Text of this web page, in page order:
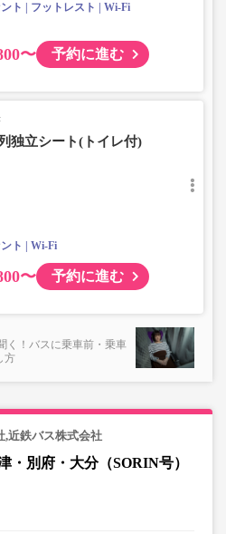
ト フットレスト
Wi-Fi
〜 予約に進む
独立シート(トイレ付)
ト Wi-Fi
〜 予約に進む
く！バスに乗車前・乗車
方
,近鉄バス株式会社
別府・大分（SORIN号）